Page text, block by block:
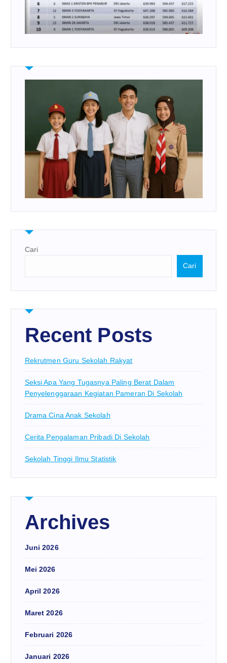
Cari
Cari
Recent Posts
Rekrutmen Guru Sekolah Rakyat
Seksi Apa Yang Tugasnya Paling Berat Dalam
Penyelenggaraan Kegiatan Pameran Di Sekolah
Drama Cina Anak Sekolah
Cerita Pengalaman Pribadi Di Sekolah
Sekolah Tinggi Ilmu Statistik
Archives
Juni 2026
Mei 2026
April 2026
Maret 2026
Februari 2026
Januari 2026